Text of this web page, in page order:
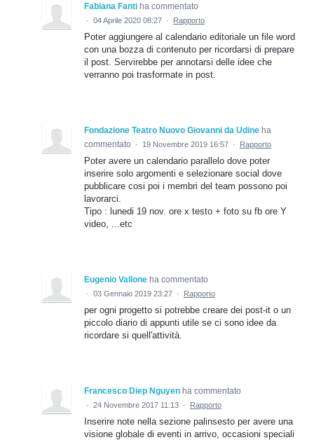
Fabiana Fanti ha commentato
· 04 Aprile 2020 08:27 · Rapporto
Poter aggiungere al calendario editoriale un file word
con una bozza di contenuto per ricordarsi di prepare
il post. Servirebbe per annotarsi delle idee che
verranno poi trasformate in post.
Fondazione Teatro Nuovo Giovanni da Udine ha
commentato
· 19 Novembre 2019 16:57 · Rapporto
Poter avere un calendario parallelo dove poter
inserire solo argomenti e selezionare social dove
pubblicare cosi poi i membri del team possono poi
lavorarci.
Tipo : lunedi 19 nov. ore x testo + foto su fb ore Y
video, ...etc
Eugenio Vallone ha commentato
· 03 Gennaio 2019 23:27 · Rapporto
per ogni progetto si potrebbe creare dei post-it o un
piccolo diario di appunti utile se ci sono idee da
ricordare si quell'attività.
Francesco Diep Nguyen ha commentato
· 24 Novembre 2017 11:13 · Rapporto
Inserire note nella sezione palinsesto per avere una
visione globale di eventi in arrivo, occasioni speciali